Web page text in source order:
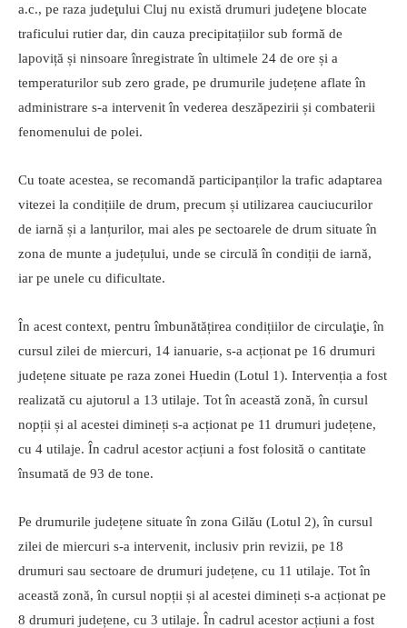
a.c., pe raza judeţului Cluj nu există drumuri judeţene blocate
traficului rutier dar, din cauza precipitațiilor sub formă de
lapoviță și ninsoare înregistrate în ultimele 24 de ore și a
temperaturilor sub zero grade, pe drumurile județene aflate în
administrare s-a intervenit în vederea deszăpezirii și combaterii
fenomenului de polei.
Cu toate acestea, se recomandă participanților la trafic adaptarea
vitezei la condițiile de drum, precum și utilizarea cauciucurilor
de iarnă și a lanțurilor, mai ales pe sectoarele de drum situate în
zona de munte a județului, unde se circulă în condiții de iarnă,
iar pe unele cu dificultate.
În acest context, pentru îmbunătățirea condițiilor de circulaţie, în
cursul zilei de miercuri, 14 ianuarie, s-a acționat pe 16 drumuri
județene situate pe raza zonei Huedin (Lotul 1). Intervenția a fost
realizată cu ajutorul a 13 utilaje. Tot în această zonă, în cursul
nopții și al acestei dimineți s-a acționat pe 11 drumuri județene,
cu 4 utilaje. În cadrul acestor acțiuni a fost folosită o cantitate
însumată de 93 de tone.
Pe drumurile județene situate în zona Gilău (Lotul 2), în cursul
zilei de miercuri s-a intervenit, inclusiv prin revizii, pe 18
drumuri sau sectoare de drumuri județene, cu 11 utilaje. Tot în
această zonă, în cursul nopții și al acestei dimineți s-a acționat pe
8 drumuri județene, cu 3 utilaje. În cadrul acestor acțiuni a fost